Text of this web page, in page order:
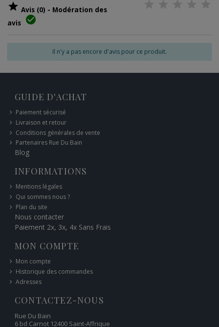
 Avis (0) - Modération des
avis 
Il n'y a pas encore d'avis pour ce produit.
GUIDE D'ACHAT
Paiement sécurisé
Livraison et retour
Conditions générales de vente
Partenaires Rue Du Bain
Blog
INFORMATIONS
Mentions légales
Qui sommes nous ?
Plan du site
Nous contacter
Paiement 2x, 3x, 4x Sans Frais
MON COMPTE
Mon compte
Historique des commandes
Adresses
CONTACTEZ-NOUS
Rue Du Bain
6 bd Carnot 12400 Saint-Affrique